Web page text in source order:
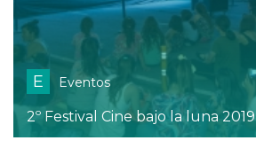
E Eventos
2º Festival Cine bajo la luna 2019